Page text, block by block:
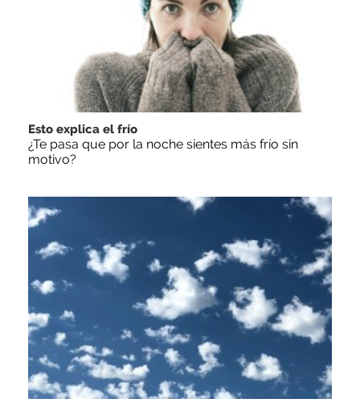
Esto explica el frío
¿Te pasa que por la noche sientes más frío sin
motivo?